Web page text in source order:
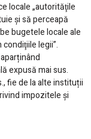
locale „autorităţile
şi să perceapă
bugetele locale ale
legii”.
expusă mai sus.
fie de la alte instituții
impozitele și